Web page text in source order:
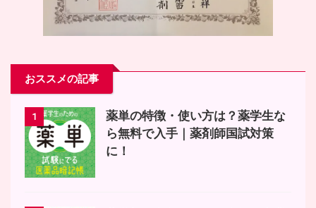
おススメの記事
1
薬単の特徴・使い方は？薬学生な
ら無料で入手｜薬剤師国試対策
に！